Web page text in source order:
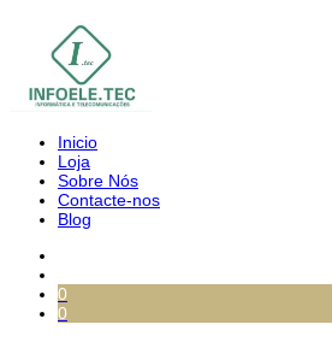
Inicio
Loja
Sobre Nós
Contacte-nos
Blog
0
0